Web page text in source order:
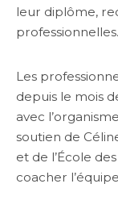
leur diplôme,
professionnelles.
Les
depuis le mois
avec
soutien de
et de l’École
coacher